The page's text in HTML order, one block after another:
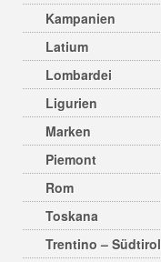
Kampanien
Latium
Lombardei
Ligurien
Marken
Piemont
Rom
Toskana
Trentino – Südtirol